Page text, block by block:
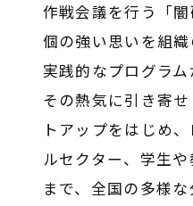
作戦会議を行う「闇
個の強い思いを組
実践的なプログラム
その熱気に引き寄
トアップをはじめ
ルセクター、学生
まで、全国の多様